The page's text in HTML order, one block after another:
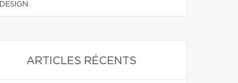
DESIGN
ARTICLES RÉCENTS